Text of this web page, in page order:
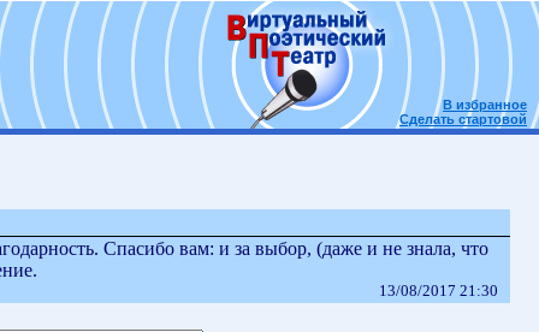
В избранное
Сделать стартовой
Спасибо вам: и за выбор, (даже и не знала, что
13/08/2017 21:30